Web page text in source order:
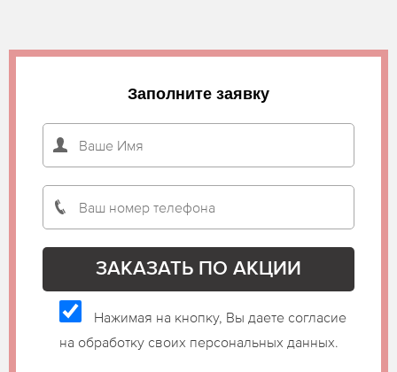
Заполните заявку
Нажимая на кнопку, Вы даете согласие
на обработку своих персональных данных.